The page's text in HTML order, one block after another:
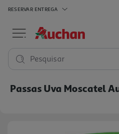
RESERVAR ENTREGA
Pesquisar
Passas Uva Moscatel